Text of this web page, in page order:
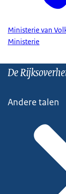
Ministerie van
Ministerie
De
Andere talen